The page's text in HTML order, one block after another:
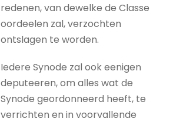
redenen, van dewelke de Classe
oordeelen zal, verzochten
ontslagen te worden.
Iedere Synode zal ook eenigen
deputeeren, om alles wat de
Synode geordonneerd heeft, te
verrichten en in voorvallende